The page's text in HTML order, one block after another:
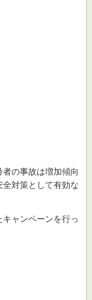
者の事故は増加傾向
対策として有効な
ャンペーンを行っ